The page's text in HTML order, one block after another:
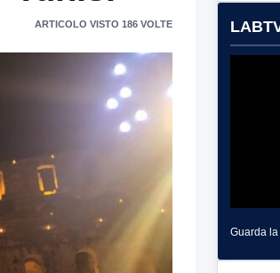
ARTICOLO VISTO 186 VOLTE
Guarda